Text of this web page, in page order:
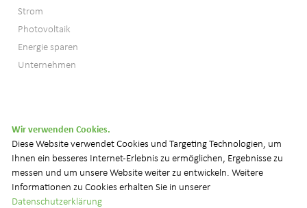
Strom
Photovoltaik
Energie sparen
Unternehmen
© 2026 NetZulg AG
Datenschutz Impressum Downloads FAQ
Wir verwenden Cookies.
Diese Website verwendet Cookies und Targeting Technologien, um
Ihnen ein besseres Internet-Erlebnis zu ermöglichen, Ergebnisse zu
messen und um unsere Website weiter zu entwickeln. Weitere
Informationen zu Cookies erhalten Sie in unserer
Datenschutzerklärung